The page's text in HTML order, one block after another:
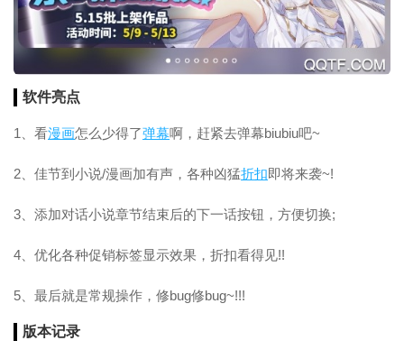
软件亮点
1、看漫画怎么少得了弹幕啊，赶紧去弹幕biubiu吧~
2、佳节到小说/漫画加有声，各种凶猛折扣即将来袭~!
3、添加对话小说章节结束后的下一话按钮，方便切换;
4、优化各种促销标签显示效果，折扣看得见!!
5、最后就是常规操作，修bug修bug~!!!
版本记录